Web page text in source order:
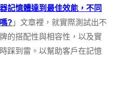
記憶體達到最佳效能，不同
? 」文章裡，就實際測試出不
的搭配性與相容性，以及實
踩到雷。以幫助客戶在記憶